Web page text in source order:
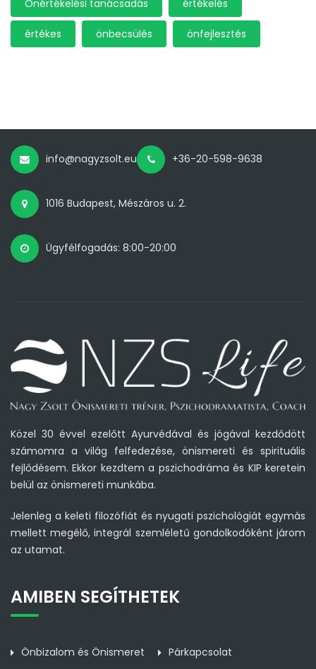
Önértékelési tanácsadás értékelés
értékes önbecsülés önfejlesztés
info@nagyzsolt.eu +36-20-598-9638
1016 Budapest, Mészáros u. 2.
Ügyfélfogadás: 8:00-20:00
Közel 30 évvel ezelőtt Ayurvédával és jógával kezdődött
számomra a világ felfedezése, önismereti és spirituális
fejlődésem. Ekkor kezdtem a pszichodráma és KIP keretein
belül az önismereti munkába.
Jelenleg a keleti filozófiát és nyugati pszichológiát egymás
mellett megélő, integrál szemléletű gondolkodóként járom
az utamat.
AMIBEN SEGÍTHETEK
Önbizalom és Önismeret
Párkapcsolat